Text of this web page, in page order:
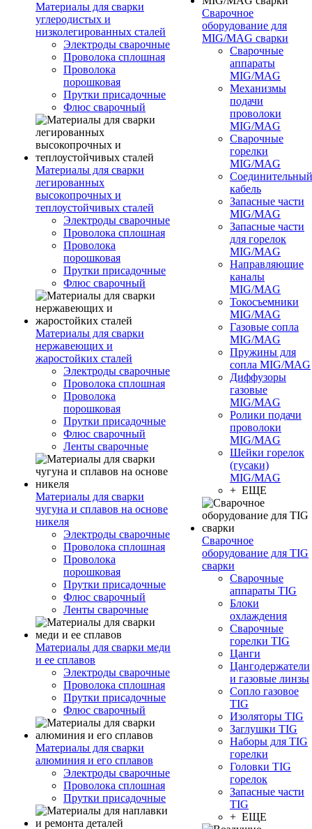
Материалы для сварки
углеродистых и
низколегированных сталей
Электроды сварочные
Проволока сплошная
Проволока
порошковая
Прутки присадочные
Флюс сварочный
Материалы для сварки
легированных
высокопрочных и
теплоустойчивых сталей
Электроды сварочные
Проволока сплошная
Проволока
порошковая
Прутки присадочные
Флюс сварочный
Материалы для сварки
нержавеющих и
жаростойких сталей
Электроды сварочные
Проволока сплошная
Проволока
порошковая
Прутки присадочные
Флюс сварочный
Ленты сварочные
Материалы для сварки
чугуна и сплавов на основе
никеля
Электроды сварочные
Проволока сплошная
Проволока
порошковая
Прутки присадочные
Флюс сварочный
Ленты сварочные
Материалы для сварки меди
и ее сплавов
Электроды сварочные
Проволока сплошная
Прутки присадочные
Флюс сварочный
Материалы для сварки
алюминия и его сплавов
Электроды сварочные
Проволока сплошная
Прутки присадочные
Сварочное
оборудование для
MIG/MAG сварки
Сварочные
аппараты
MIG/MAG
Механизмы
подачи
проволоки
MIG/MAG
Сварочные
горелки
MIG/MAG
Соединительный
кабель
Запасные части
MIG/MAG
Запасные части
для горелок
MIG/MAG
Направляющие
каналы
MIG/MAG
Токосъемники
MIG/MAG
Газовые сопла
MIG/MAG
Пружины для
сопла MIG/MAG
Диффузоры
газовые
MIG/MAG
Ролики подачи
проволоки
MIG/MAG
Шейки горелок
(гусаки)
MIG/MAG
+ ЕЩЕ
Сварочное
оборудование для TIG
сварки
Сварочные
аппараты TIG
Блоки
охлаждения
Сварочные
горелки TIG
Цанги
Цангодержатели
и газовые линзы
Сопло газовое
TIG
Изоляторы TIG
Заглушки TIG
Наборы для TIG
горелки
Головки TIG
горелок
Запасные части
TIG
+ ЕЩЕ